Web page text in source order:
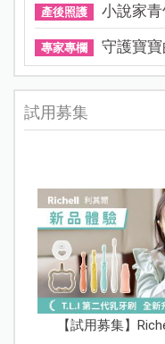
產後照護 小說家
專家專欄 守護寶
試用募集
【試用募集】